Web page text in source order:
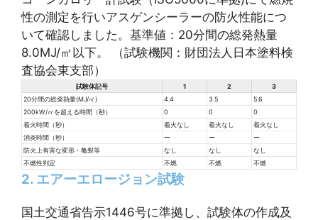
性の測定を行いアスゲンシーラーの防火性能につ
いて確認しました。基準値：20分間の総発熱量
8.0MJ/㎡以下。 （試験機関：財団法人日本塗料検
査協会東支部）
試験体記号 1 2
3
20分間の総発熱量(MJ/㎡)
4.4 3.5
5.6
200kW/㎡を超える時間（秒）
0 0
0
着火時間（秒）
着火なし 着火なし
着火なし
消炎時間（秒）
ー ー
ー
防火上有害な変形・亀裂等
なし なし
なし
不燃性判定
不燃 不燃 不燃
2. エアーエロージョン試験
国土交通省告示1446号に準拠し、試験体の作成及